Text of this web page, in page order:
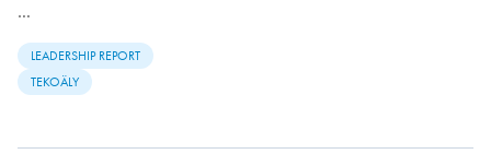
…
LEADERSHIP REPORT
TEKOÄLY